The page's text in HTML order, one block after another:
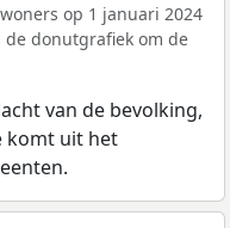
op 1 januari 2024
de donutgrafiek om de
van de bevolking,
komt uit het